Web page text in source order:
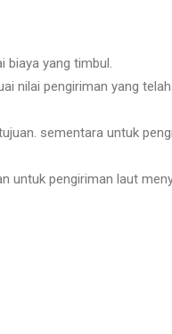
biaya yang timbul.
nilai pengiriman yang
sementara untuk
untuk pengiriman laut